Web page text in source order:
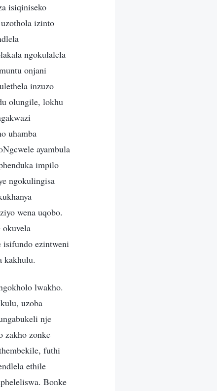
isiqiniseko
izinto
ngokulalela
onjani
inzuzo
olungile, lokhu
uhamba
ayambula
impilo
ngokulingisa
wena uqobo.
ezintweni
kakhulu.
lwakho.
uzoba
nje
zakho zonke
futhi
ethile
Bonke